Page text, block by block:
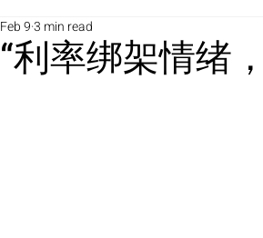
“利率绑架情绪
Feb 93 min read